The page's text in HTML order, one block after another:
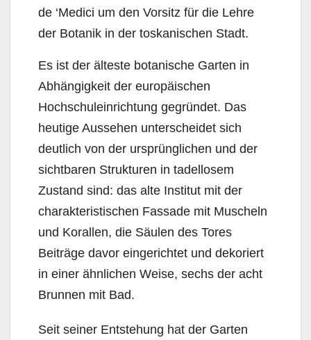
de ‘Medici um den Vorsitz für die Lehre
der Botanik in der toskanischen Stadt.
Es ist der älteste botanische Garten in
Abhängigkeit der europäischen
Hochschuleinrichtung gegründet. Das
heutige Aussehen unterscheidet sich
deutlich von der ursprünglichen und der
sichtbaren Strukturen in tadellosem
Zustand sind: das alte Institut mit der
charakteristischen Fassade mit Muscheln
und Korallen, die Säulen des Tores
Beiträge davor eingerichtet und dekoriert
in einer ähnlichen Weise, sechs der acht
Brunnen mit Bad.
Seit seiner Entstehung hat der Garten